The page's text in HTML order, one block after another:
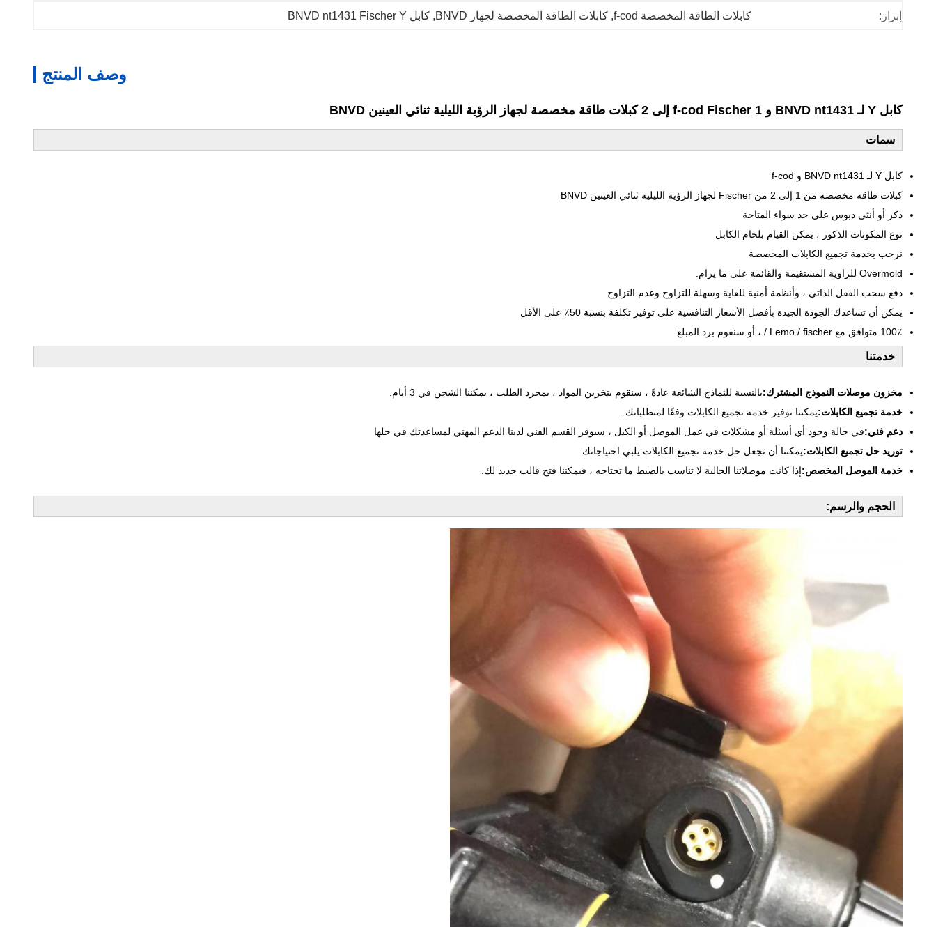
إبراز: كابلات الطاقة المخصصة f-cod , كابلات الطاقة المخصصة لجهاز BNVD , كابل BNVD nt1431 Fischer Y
وصف المنتج
كابل Y لـ BNVD nt1431 و f-cod Fischer 1 إلى 2 كبلات طاقة مخصصة لجهاز الرؤية الليلية ثنائي العينين BNVD
سمات
كابل Y لـ BNVD nt1431 و f-cod
كبلات طاقة مخصصة من 1 إلى 2 من Fischer لجهاز الرؤية الليلية ثنائي العينين BNVD
ذكر أو أنثى دبوس على حد سواء المتاحة
نوع المكونات الذكور ، يمكن القيام بلحام الكابل
نرحب بخدمة تجميع الكابلات المخصصة
Overmold للزاوية المستقيمة والقائمة على ما يرام.
دفع سحب القفل الذاتي ، وأنظمة أمنية للغاية وسهلة للتزاوج وعدم التزاوج
يمكن أن تساعدك الجودة الجيدة بأفضل الأسعار التنافسية على توفير تكلفة بنسبة 50٪ على الأقل
100٪ متوافق مع Lemo / fischer / ، أو سنقوم برد المبلغ
خدمتنا
مخزون موصلات النموذج المشترك:بالنسبة للنماذج الشائعة عادةً ، سنقوم بتخزين المواد ، بمجرد الطلب ، يمكننا الشحن في 3 أيام.
خدمة تجميع الكابلات:يمكننا توفير خدمة تجميع الكابلات وفقًا لمتطلباتك.
دعم فني:في حالة وجود أي أسئلة أو مشكلات في عمل الموصل أو الكبل ، سيوفر القسم الفني لدينا الدعم المهني لمساعدتك في حلها
توريد حل تجميع الكابلات:يمكننا أن نجعل حل خدمة تجميع الكابلات يلبي احتياجاتك.
خدمة الموصل المخصص:إذا كانت موصلاتنا الحالية لا تناسب بالضبط ما تحتاجه ، فيمكننا فتح قالب جديد لك.
الحجم والرسم: